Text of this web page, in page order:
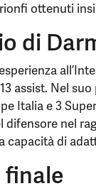
ottenuti
di
assist. Nel
Italia e 3
difensore nel
capacità di